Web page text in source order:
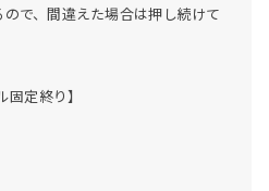
で、間違えた場合は押し続けて
固定終り】